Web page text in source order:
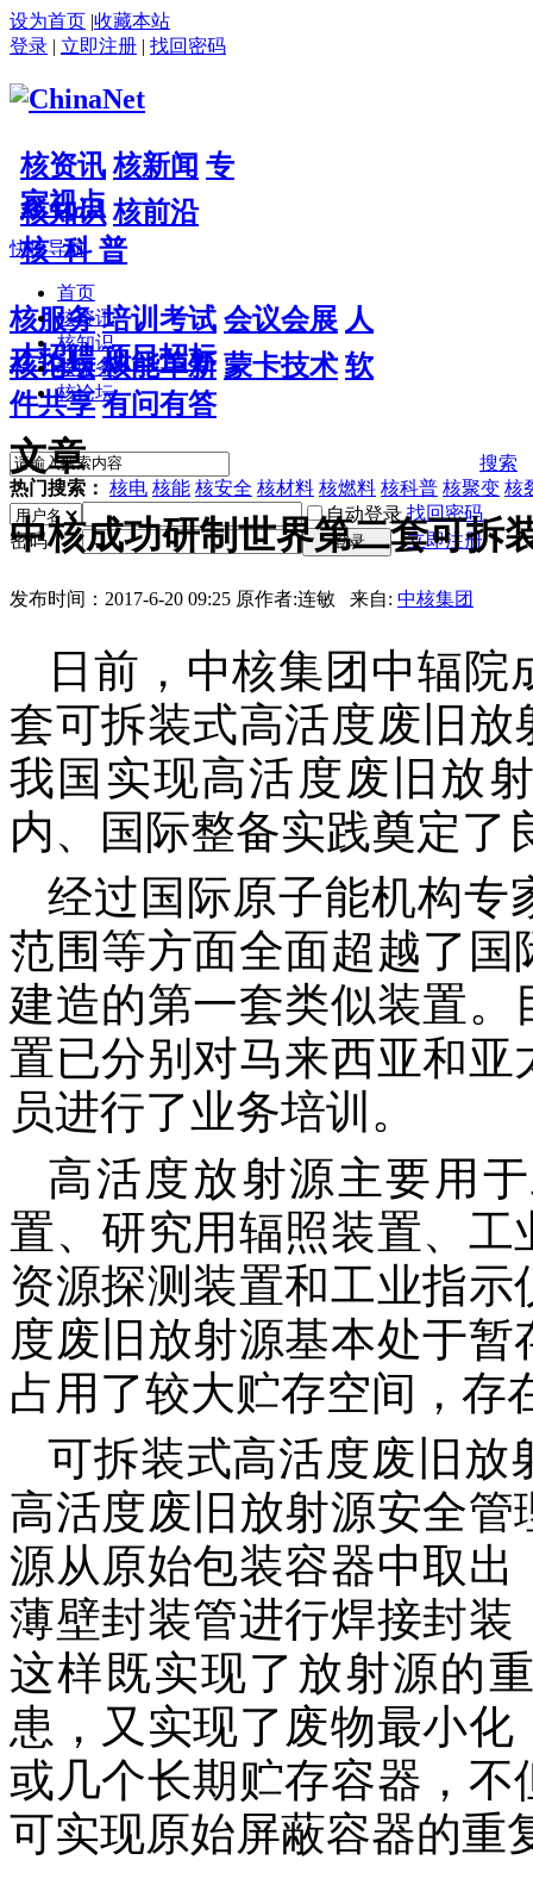
设为首页 |收藏本站
登录 | 立即注册 | 找回密码
核资讯 核新闻 专
家视点
核知识 核前沿
核 科 普
核服务 培训考试 会议会展 人
才招聘 项目招标
核论坛 核能革新 蒙卡技术 软
件共享 有问有答
搜索
热门搜索： 核电 核能 核安全 核材料 核燃料 核科普 核聚变 核
自动登录 找回密码
密码
登录 立即注册
快捷导航
首页
核资讯
核知识
核服务
核论坛
文章
中核成功研制世界第二套可拆
发布时间：2017-6-20 09:25 原作者:连敏 来自: 中核集团
日前，中核集团中辐
套可拆装式高活度废旧
我国实现高活度废旧放
内、国际整备实践奠定了
经过国际原子能机构专
范围等方面全面超越了
建造的第一套类似装置
置已分别对马来西亚和亚
员进行了业务培训。
高活度放射源主要用
置、研究用辐照装置、
资源探测装置和工业指
度废旧放射源基本处于
占用了较大贮存空间，存
可拆装式高活度废旧放
高活度废旧放射源安全
源从原始包装容器中取
薄壁封装管进行焊接封
这样既实现了放射源的
患，又实现了废物最小
或几个长期贮存容器，
可实现原始屏蔽容器的重